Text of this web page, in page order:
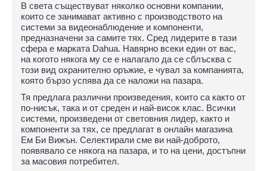
В света съществуват няколко основни компании,
които се занимават активно с производството на
системи за видеонаблюдение и компоненти,
предназначени за самите тях. Сред лидерите в тази
сфера е марката Dahua. Навярно всеки един от вас,
на когото някога му се е налагало да се сблъсква с
този вид охранително оръжие, е чувал за компанията,
която бързо успява да се наложи на пазара.
Тя предлага различни произведения, които са както от
по-нисък, така и от среден и най-висок клас. Всички
системи, произведени от световния лидер, както и
компоненти за тях, се предлагат в онлайн магазина
Ем Би Вижън. Селектирали сме ви най-доброто,
появявало се някога на пазара, и то на цени, достъпни
за масовия потребител.